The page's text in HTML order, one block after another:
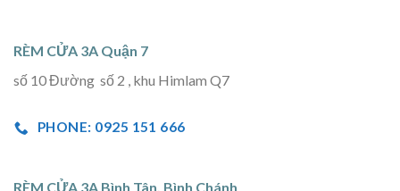
RÈM CỬA 3A Quận 7
số 10 Đường số 2 , khu Himlam Q7
PHONE: 0925 151 666
RÈM CỬA 3A Bình Tân, Bình Chánh